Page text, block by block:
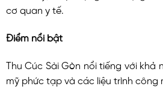
cơ quan y tế.
Điểm nổi bật
Thu Cúc Sài Gòn nổi tiếng với khả
mỹ phức tạp và các liệu trình công